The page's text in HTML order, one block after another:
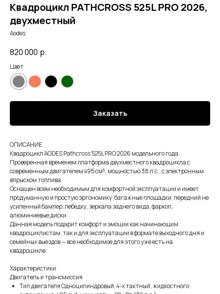
Квадроцикл PATHCROSS 525L PRO 2026,
двухместный
Aodes
820 000 р.
Цвет
Заказать
ОПИСАНИЕ
Квадроцикл AODES Pathcross 525L PRO 2026 модельного года.
Проверенная временем платформа двухместного квадроцикла с
современным двигателем 495 см³, мощностью 38 л.с., с электронным
впрыском топлива.
Оснащен всем необходимым для комфортной эксплуатации и имеет
продуманную и простую эргономику: багажные площадки, передний не
усиленный бампер, лебедку, зеркала заднего вида, фаркоп,
алюминиевые диски.
Данная модель подарит комфорт и эмоции как начинающим
квадроциклистам, так и для эксплуатации в формате выходного дня и
семейных выездов — все необходимое для этого уже есть на
квадроцикле.
Характеристики
Двигатель и трансмиссия
Тип двигателя Одноцилиндровый, 4-х тактный, жидкостного